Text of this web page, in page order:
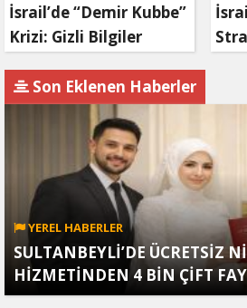
İsrail’de “Demir Kubbe”
Krizi: Gizli Bilgiler
Gözaltında
Son Eklenen Haberler
YEREL HABERLER
SULTANBEYLİ’DE ÜCRETSİZ
HİZMETİNDEN 4 BİN ÇİFT